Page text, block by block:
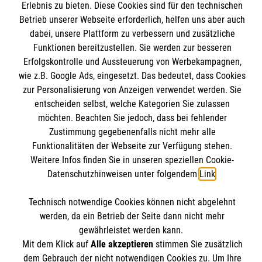
Spendenaktionen, die nicht gleichzeitig als
Spendende in Erscheinung treten, keine
Spendenquittung erhalten. Nur wer selber
spendet, kann auch eine Spendenquittung
erhalten.
Wir Malteser
Unser Profil
Karriere
Migration
Jugendhilfe
Suchthilfe
Kloster
Informationen
Impressum
Datenschutz
Compliance
Institutionelles Schutzkonzept
Malteserorden
Malteser Jugend
Spendenkonto
Erlebnis zu bieten. Diese Cookies sind für den technischen
Betrieb unserer Webseite erforderlich, helfen uns aber auch
dabei, unsere Plattform zu verbessern und zusätzliche
Funktionen bereitzustellen. Sie werden zur besseren
Erfolgskontrolle und Aussteuerung von Werbekampagnen,
wie z.B. Google Ads, eingesetzt. Das bedeutet, dass Cookies
zur Personalisierung von Anzeigen verwendet werden. Sie
entscheiden selbst, welche Kategorien Sie zulassen
möchten. Beachten Sie jedoch, dass bei fehlender
Zustimmung gegebenenfalls nicht mehr alle
Funktionalitäten der Webseite zur Verfügung stehen.
Weitere Infos finden Sie in unseren speziellen Cookie-
Datenschutzhinweisen unter folgendem Link.
Technisch notwendige Cookies können nicht abgelehnt
werden, da ein Betrieb der Seite dann nicht mehr
gewährleistet werden kann.
Mit dem Klick auf Alle akzeptierenstimmen Sie zusätzlich
dem Gebrauch der nicht notwendigen Cookies zu. Um Ihre